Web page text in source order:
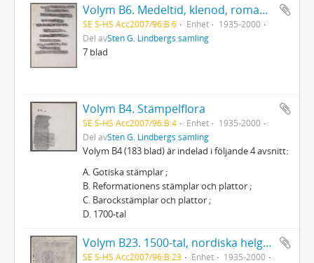
Volym B6. Medeltid, klenod, romaneska lädersnitt, odekor
SE S-HS Acc2007/96:B:6 Enhet
1935-2000
Del avSten G. Lindbergs samling
7 blad
Volym B4. Stämpelflora
SE S-HS Acc2007/96:B:4 Enhet
1935-2000
Del avSten G. Lindbergs samling
Volym B4 (183 blad) är indelad i följande 4 avsnitt:
A. Gotiska stämplar ;
B. Reformationens stämplar och plattor ;
C. Barockstämplar och plattor ;
D. 1700-tal
Volym B23. 1500-tal, nordiska helgonplattor, Rostock, Wittenberg, senare plattor, Johan III
SE S-HS Acc2007/96:B:23 Enhet
1935-2000